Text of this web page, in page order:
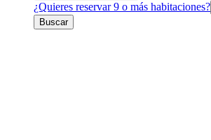
¿Quieres reservar 9 o más habitaciones?
Buscar